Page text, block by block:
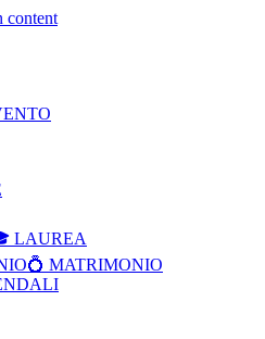
content
LAUREA
💍 MATRIMONIO